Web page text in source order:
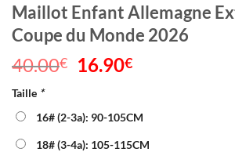
Maillot Enfant Allemagne
Coupe du Monde 2026
40.00€
Le
était :
40.00€.
16.90€
est :
16.90€.
Taille *
16# (2-3a): 90-105CM
18# (3-4a): 105-115CM